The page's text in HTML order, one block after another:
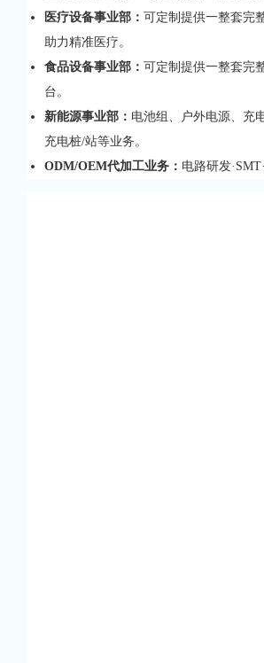
医疗设备事业部： 可定制提供一整套完
助力精准医疗。
食品设备事业部： 可定制提供一整套完
台。
新能源事业部： 电池组、户外电源、充
充电桩/站等业务。
ODM/OEM代加工业务： 电路研发